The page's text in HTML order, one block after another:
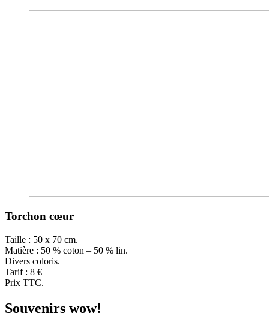
Torchon cœur
Taille : 50 x 70 cm.
Matière : 50 % coton – 50 % lin.
Divers coloris.
Tarif : 8 €
Prix TTC.
Souvenirs wow!